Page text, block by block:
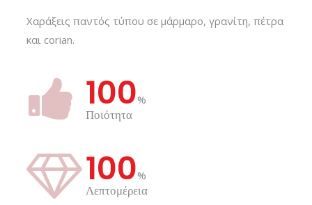
Χαράξεις παντός τύπου σε μάρμαρο, γρανίτη, πέτρα
και corian.
100%
Ποιότητα
100%
Λεπτομέρεια